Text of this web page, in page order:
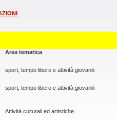
Area tematica
sport, tempo libero e attività giovanili
sport, tempo libero e attività giovanili
Attività culturali ed artistiche